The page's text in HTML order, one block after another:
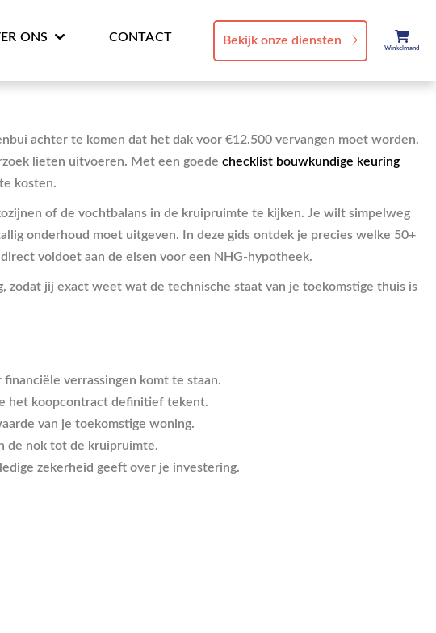
ONS CONTACT
Winkelmand
Bekijk onze diensten
achter te komen dat het dak voor €12.500 vervangen moet worden.
lieten uitvoeren. Met een goede checklist bouwkundige keuring
kosten.
of de vochtbalans in de kruipruimte te kijken. Je wilt simpelweg
onderhoud moet uitgeven. In deze gids ontdek je precies welke 50+
voldoet aan de eisen voor een NHG-hypotheek.
jij exact weet wat de technische staat van je toekomstige thuis is
verrassingen komt te staan.
het koopcontract definitief tekent.
van je toekomstige woning.
de nok tot de kruipruimte.
zekerheid geeft over je investering.